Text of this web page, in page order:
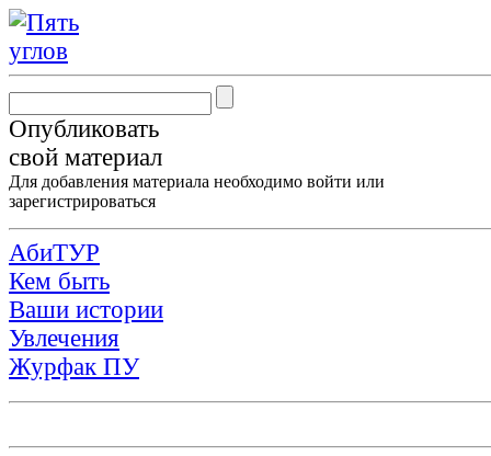
Опубликовать
свой материал
Для добавления материала необходимо войти или
зарегистрироваться
АбиТУР
Кем быть
Ваши истории
Увлечения
Журфак ПУ